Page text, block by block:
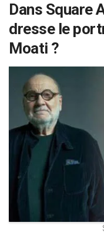
Dans Square
dresse le
Moati ?